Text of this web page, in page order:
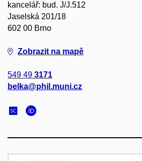
kancelář: bud. J/J.512
Jaselská 201/18
602 00 Brno
Zobrazit na mapě
549 49 3171
belka@phil.muni.cz